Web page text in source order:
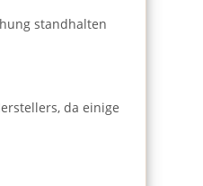
standhalten
da einige